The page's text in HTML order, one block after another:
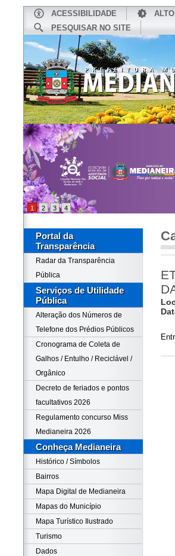
ACESSIBILIDADE
PESQUISAR NO SITE
1 2 3 4
Portal da
Transparência
Radar da Transparência
Pública
Serviços de Utilidade
Pública
Alteração dos Números de
Telefone dos Prédios Públicos
Cronograma de Coleta de
Galhos / Entulho / Reciclável /
Orgânico
Decreto de feriados e pontos
facultativos 2026
Regulamento concurso Miss
Medianeira 2026
Conheça Medianeira
Histórico / Símbolos
Bairros
Mapa Digital de Medianeira
Mapas do Município
Mapa Turístico Ilustrado
Turismo
Dados